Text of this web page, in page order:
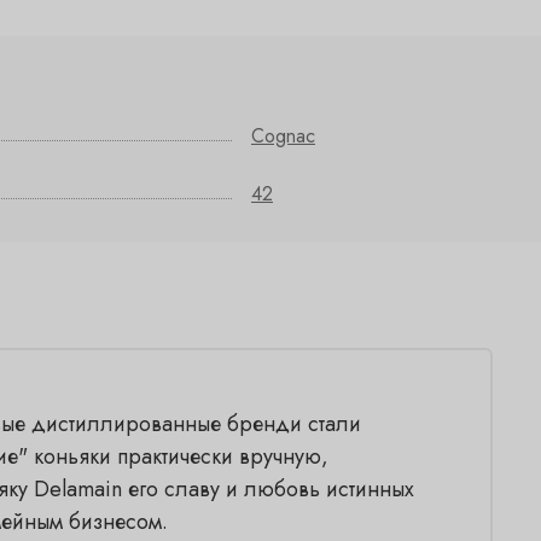
Cognac
42
дистиллированные бренди стали
коньяки практически вручную,
Delamain его славу и любовь истинных
бизнесом.